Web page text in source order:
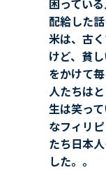
配給した
米は、古
けど、貧
をかけて
人たちは
生は笑っ
なフィリ
たち日本
した。。